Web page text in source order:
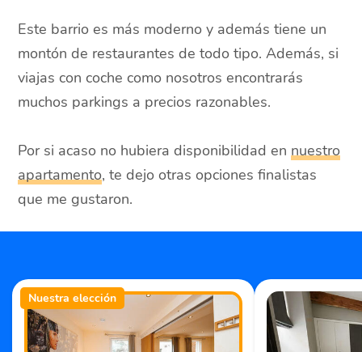
Este barrio es más moderno y además tiene un
montón de restaurantes de todo tipo. Además, si
viajas con coche como nosotros encontrarás
muchos parkings a precios razonables.
Por si acaso no hubiera disponibilidad ennuestro
apartamento, te dejo otras opciones finalistas
que me gustaron.
Nuestra elección